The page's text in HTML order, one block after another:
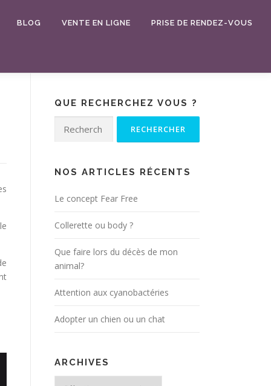
BLOG VENTE EN LIGNE PRISE DE RENDEZ-VOUS
QUE RECHERCHEZ VOUS ?
NOS ARTICLES RÉCENTS
Le concept Fear Free
Collerette ou body ?
Que faire lors du décès de mon
animal?
Attention aux cyanobactéries
Adopter un chien ou un chat
ARCHIVES